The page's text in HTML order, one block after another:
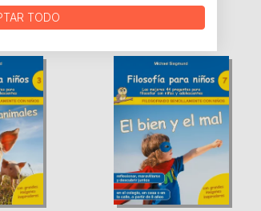
DE
TODO